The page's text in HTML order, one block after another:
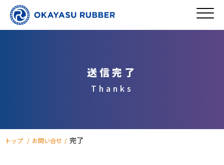
送信完了
Thanks
トップ お問い合せ 完了